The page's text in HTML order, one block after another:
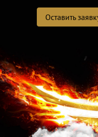
Оставить